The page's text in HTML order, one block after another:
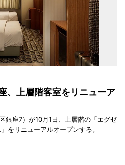
、上層階客室をリニューア
銀座7）が10月1日、上層階の「エグゼ
をリニューアルオープンする。